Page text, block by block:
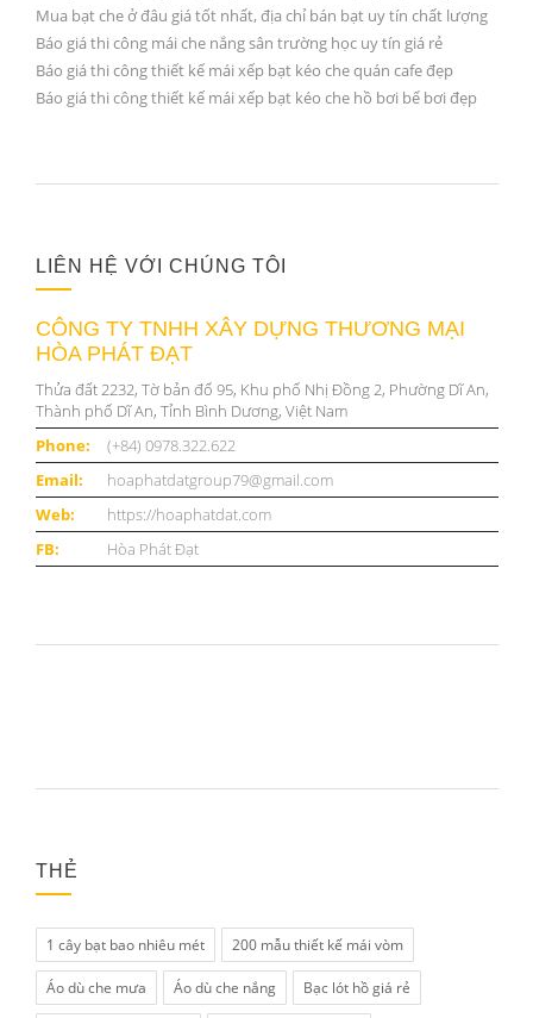
Mua bạt che ở đâu giá tốt nhất, địa chỉ bán bạt uy tín chất lượng
Báo giá thi công mái che nắng sân trường học uy tín giá rẻ
Báo giá thi công thiết kế mái xếp bạt kéo che quán cafe đẹp
Báo giá thi công thiết kế mái xếp bạt kéo che hồ bơi bể bơi đẹp
LIÊN HỆ VỚI CHÚNG TÔI
CÔNG TY TNHH XÂY DỰNG THƯƠNG MẠI
HÒA PHÁT ĐẠT
Thửa đất 2232, Tờ bản đố 95, Khu phố Nhị Đồng 2, Phường Dĩ An,
Thành phố Dĩ An, Tỉnh Bình Dương, Việt Nam
Phone:
(+84) 0978.322.622
Email:
hoaphatdatgroup79@gmail.com
Web:
https://hoaphatdat.com
FB:
Hòa Phát Đạt
THẺ
1 cây bạt bao nhiêu mét 200 mẫu thiết kế mái vòm
Áo dù che mưa Áo dù che nắng Bạc lót hồ giá rẻ